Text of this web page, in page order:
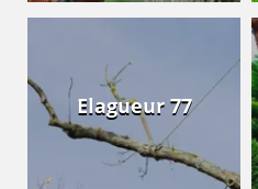
Elagueur 77